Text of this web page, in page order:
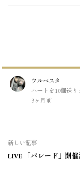
ウルベスタ
ハートを10個送り
3ヶ月前
新しい記事
LIVE 「パレード」開催